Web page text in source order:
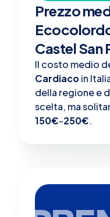
Prezzo
Castel San
Il costo medio
Cardiacoin
della regione e
scelta, ma
150€-250€.